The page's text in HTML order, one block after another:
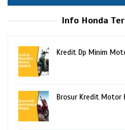
Info Honda
Kredit Dp Minim
Brosur Kredit Motor